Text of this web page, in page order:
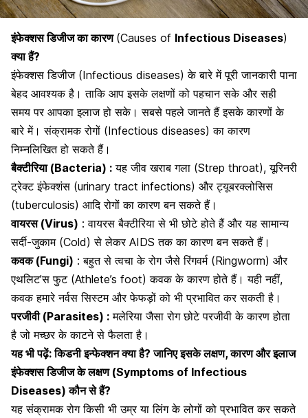
इंफेक्शस डिजीज का कारण (Causes of Infectious Diseases)
क्या हैं?
इंफेक्शस डिजीज (Infectious diseases) के बारे में पूरी जानकारी पाना
बेहद आवश्यक है। ताकि आप इसके लक्षणों को पहचान सके और सही
समय पर आपका इलाज हो सके। सबसे पहले जानते हैं इसके कारणों के
बारे में। संक्रामक रोगों (Infectious diseases) का कारण
निम्नलिखित हो सकते हैं।
बैक्टीरिया (Bacteria) : यह जीव खराब गला (Strep throat),यूरिनरी
ट्रेक्ट इंफेक्शंस (urinary tract infections) और ट्यूबरक्लोसिस
(tuberculosis) आदि रोगों का कारण बन सकते हैं।
वायरस (Virus) : वायरस बैक्टीरिया से भी छोटे होते हैं और यह सामान्य
सर्दी-जुकाम (Cold) से लेकर AIDS तक का कारण बन सकते हैं।
कवक (Fungi) : बहुत से त्वचा के रोग जैसे रिंगवर्म (Ringworm) और
एथलिट’स फुट (Athlete’s foot) कवक के कारण होते हैं। यही नहीं,
कवक हमारे नर्वस सिस्टम और फेफड़ों को भी प्रभावित कर सकती है।
परजीवी (Parasites) : मलेरिया जैसा रोग छोटे परजीवी के कारण होता
है जो मच्छर के काटने से फैलता है।
यह भी पढ़ें:किडनी इन्फेक्शन क्या है? जानिए इसके लक्षण, कारण और इलाज
इंफेक्शस डिजीज के लक्षण (Symptoms of Infectious
Diseases) कौन से हैं?
यह संक्रामक रोग किसी भी उम्र या लिंग के लोगों को प्रभावित कर सकते